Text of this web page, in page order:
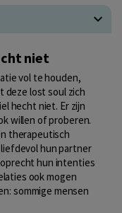
niet
vol te houden,
deze lost soul zich
hecht niet. Er zijn
willen of proberen.
therapeutisch
hun partner
hun intenties
ook mogen
sommige mensen